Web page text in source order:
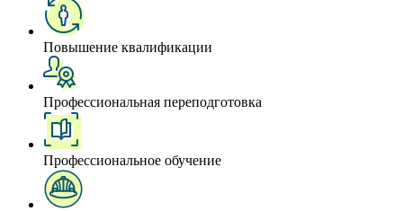
Повышение квалификации
Профессиональная переподготовка
Профессиональное обучение